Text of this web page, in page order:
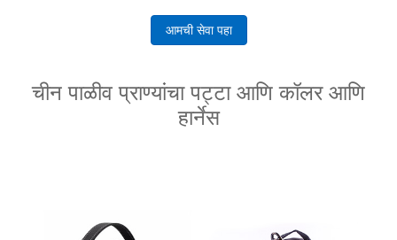
आमची सेवा पहा
चीन पाळीव प्राण्यांचा पट्टा आणि कॉलर आणि
हार्नेस